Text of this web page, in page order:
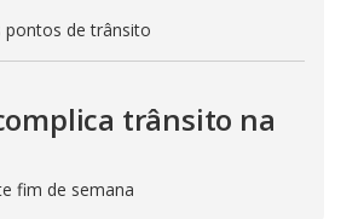
pontos de trânsito
trânsito na
fim de semana